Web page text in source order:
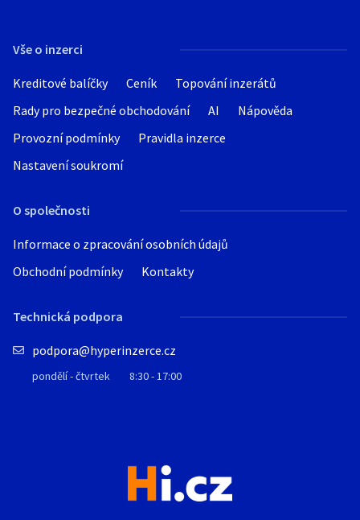
Vše o inzerci
Kreditové balíčky Ceník
Topování inzerátů
Rady pro bezpečné obchodování
AI
Nápověda
Provozní podmínky
Pravidla inzerce
Nastavení soukromí
O společnosti
Informace o zpracování osobních údajů
Obchodní podmínky
Kontakty
Technická podpora
podpora@hyperinzerce.cz
pondělí - čtvrtek 8:30 - 17:00